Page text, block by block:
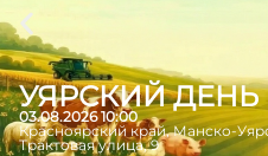
УЯРСКИЙ
03.08.2026 10:00
Красноярский край, Манско-
Трактовая улица, 9